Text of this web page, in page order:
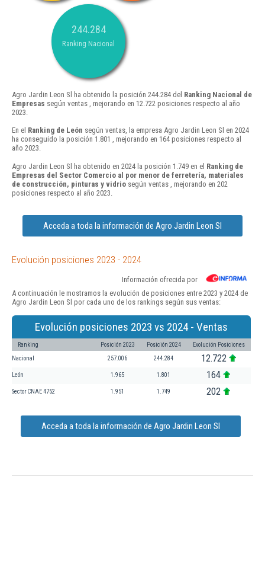
244.284
Ranking Nacional
Agro Jardin Leon Sl ha obtenido la posición 244.284 del Ranking Nacional de
Empresas según ventas , mejorando en 12.722 posiciones respecto al año
2023.
En el Ranking de León según ventas, la empresa Agro Jardin Leon Sl en 2024
ha conseguido la posición 1.801 , mejorando en 164 posiciones respecto al
año 2023.
Agro Jardin Leon Sl ha obtenido en 2024 la posición 1.749 en el Ranking de
Empresas del Sector Comercio al por menor de ferretería, materiales
de construcción, pinturas y vidrio según ventas , mejorando en 202
posiciones respecto al año 2023.
Acceda a toda la información de Agro Jardin Leon Sl
Evolución posiciones 2023 - 2024
Información ofrecida por
A continuación le mostramos la evolución de posiciones entre 2023 y 2024 de
Agro Jardin Leon Sl por cada uno de los rankings según sus ventas:
Evolución posiciones 2023 vs 2024 - Ventas
Ranking Posición 2023 Posición 2024 Evolución Posiciones
Nacional 257.006 244.284 12.722
León 1.965 1.801 164
Sector CNAE 4752 1.951 1.749 202
Acceda a toda la información de Agro Jardin Leon Sl